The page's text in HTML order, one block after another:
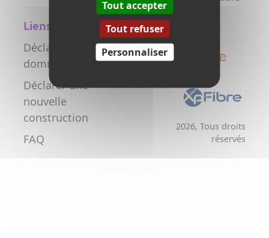
Liens utiles
Déclarer un
dommage réseau
Déclarer une
nouvelle
construction
FAQ
2026, Tous droits
réservés
Tout accepter
Tout refuser
Personnaliser